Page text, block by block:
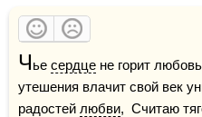
Чье сердце не горит
утешения влачит свой век
радостей любви,  Считаю